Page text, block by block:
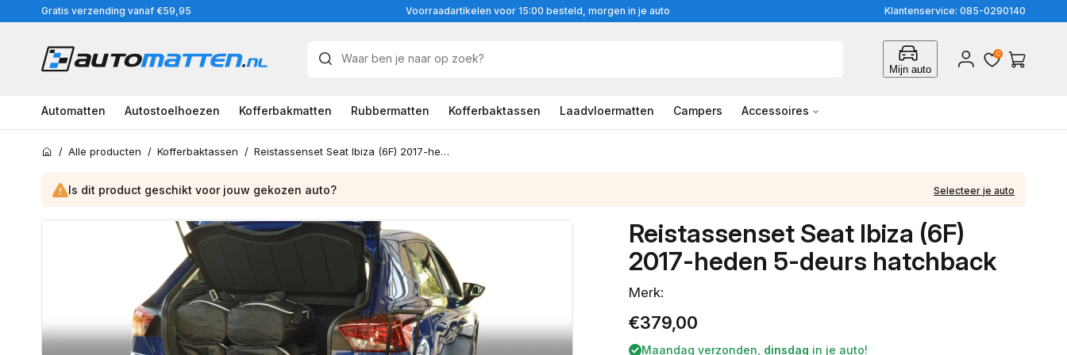
naar
Gratis verzending vanaf €59,95 Voorraadartikelen voor 15:00 besteld, morgen in je auto Klantenservice: 085-0290140
Mijn auto
Inloggen 0
Winkelwagen
Automatten Autostoelhoezen Kofferbakmatten Rubbermatten Kofferbaktassen Laadvloermatten Campers Accessoires
Home
/ Alle producten / Kofferbaktassen / Reistassenset Seat Ibiza (6F) 2017-heden 5-deurs hatchback
Is dit product geschikt voor jouw gekozen auto? Selecteer je auto
Reistassenset Seat Ibiza (6F)
2017-heden 5-deurs hatchback
Merk:
Normale
prijs
€379,00
Maandag verzonden, dinsdag in je auto!